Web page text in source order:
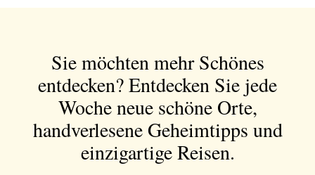
Sie möchten mehr Schönes
entdecken?Entdecken Sie jede
Woche neue schöne Orte,
handverlesene Geheimtipps und
einzigartige Reisen.